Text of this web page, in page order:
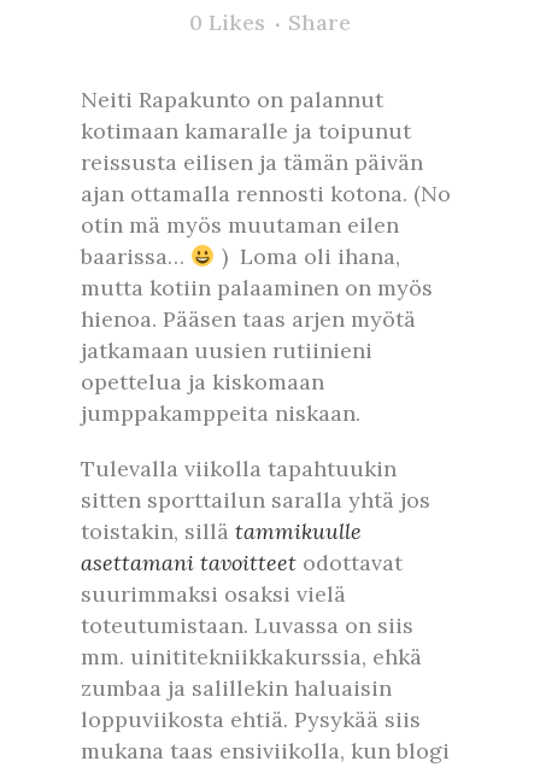
0 Likes Share
Neiti Rapakunto on palannut
kotimaan kamaralle ja toipunut
reissusta eilisen ja tämän päivän
ajan ottamalla rennosti kotona. (No
otin mä myös muutaman eilen
baarissa…
) Loma oli ihana,
mutta kotiin palaaminen on myös
hienoa. Pääsen taas arjen myötä
jatkamaan uusien rutiinieni
opettelua ja kiskomaan
jumppakamppeita niskaan.
Tulevalla viikolla tapahtuukin
sitten sporttailun saralla yhtä jos
toistakin, sillä tammikuulle
asettamani tavoitteet odottavat
suurimmaksi osaksi vielä
toteutumistaan. Luvassa on siis
mm. uinititekniikkakurssia, ehkä
zumbaa ja salillekin haluaisin
loppuviikosta ehtiä. Pysykää siis
mukana taas ensiviikolla, kun blogi